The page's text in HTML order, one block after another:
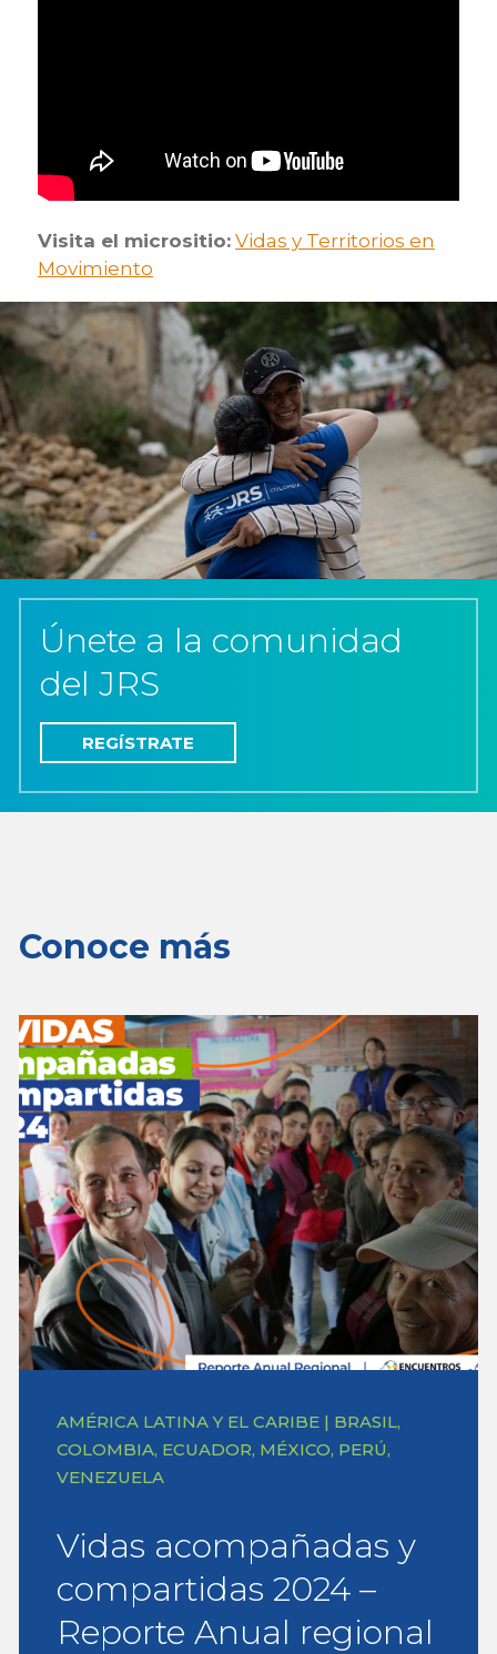
Visita el micrositio: Vidas y Territorios en
Movimiento
Únete a la comunidad
del JRS
REGÍSTRATE
Conoce más
AMÉRICA LATINA Y EL CARIBE | BRASIL,
COLOMBIA, ECUADOR, MÉXICO, PERÚ,
VENEZUELA
Vidas acompañadas y
compartidas 2024 –
Reporte Anual regional